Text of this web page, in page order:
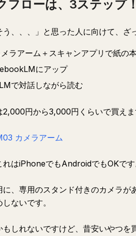
フローは、3ステップ！
う、、、」と思った人に向けて、ざ
ラアーム＋スキャンアプリで紙の
にアップ
で対話しながら読む
2,000円から3,000円くらいで買えま
カメラアーム
れはiPhoneでもAndroidでもOKです
に、専用のスタンド付きのカメラ
ないです。
しれないですけど、昔安いやつ